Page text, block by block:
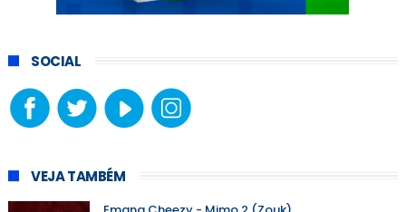
SOCIAL
VEJA TAMBÉM